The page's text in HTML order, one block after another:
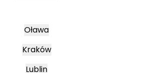
Oława
Kraków
Lublin